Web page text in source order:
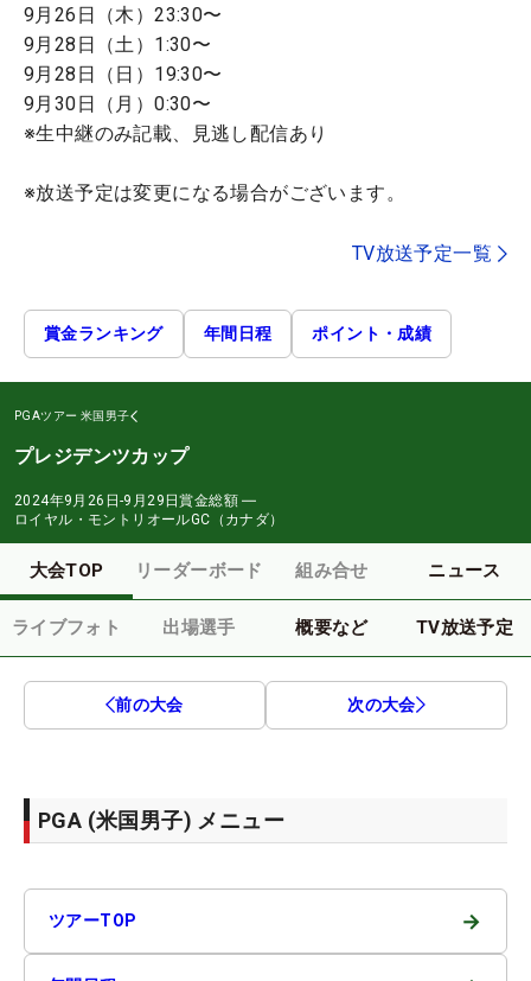
9月26日（木）23:30〜
9月28日（土）1:30〜
9月28日（日）19:30〜
9月30日（月）0:30〜
※生中継のみ記載、見逃し配信あり
※放送予定は変更になる場合がございます。
TV放送予定一覧
賞金ランキング 年間日程 ポイント・成績
PGAツアー 米国男子
プレジデンツカップ
2024年9月26日-9月29日賞金総額 ―
ロイヤル・モントリオールGC（カナダ）
大会TOP リーダーボード 組み合せ ニュース
ライブフォト 出場選手 概要など TV放送予定
前の大会 次の大会
PGA (米国男子) メニュー
ツアーTOP →